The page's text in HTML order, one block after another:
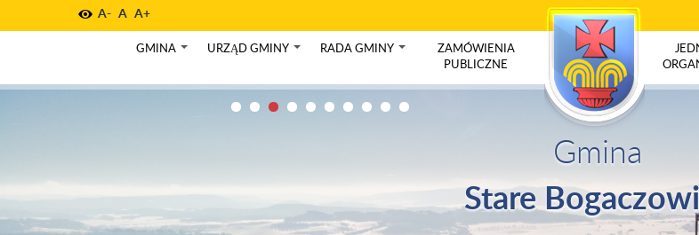
A- A A+
GMINA URZĄD GMINY RADA GMINY
ZAMÓWIENIA
PUBLICZNE
Gmina
Stare